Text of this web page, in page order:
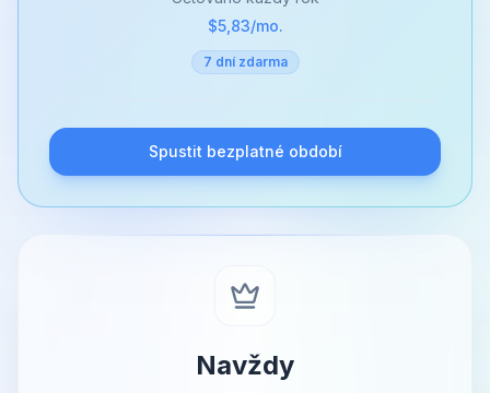
$5,83/mo.
7 dní zdarma
Spustit bezplatné období
Navždy